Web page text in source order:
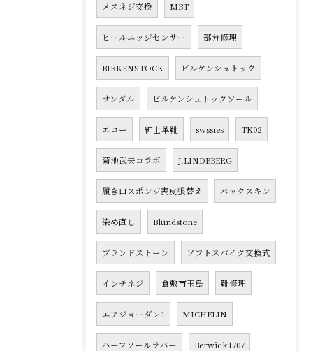
メスネジ交換 MBT
ヒールエッジセンサー 部分修理
BIRKENSTOCK ビルケンシュトック
サンダル ビルケンシュトックソール
エコー 紳士革靴 swssies TK02
菊池武夫コラボ J.LINDEBERG
履き口スポンジ表皮張替え バックスキン
染め直し Blundstone
ブランドストーン ソフトスパイク交換式
インチネジ 倉敷市玉島 靴修理
エアジョーダン1 MICHELIN
ハーフソールラバー Berwick1707